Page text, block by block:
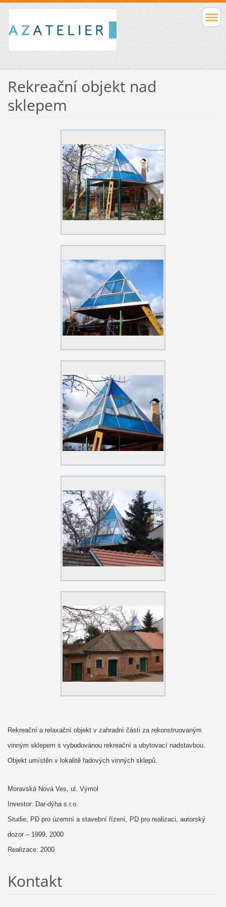
Rekreační objekt nad
sklepem
Rekreační a relaxační objekt v zahradní části za rekonstruovaným
vinným sklepem s vybudovánou rekreační a ubytovací nadstavbou.
Objekt umístěn v lokalitě řadových vinných sklepů.
Moravská Nová Ves, ul. Výmol
Investor: Dar-dýha s.r.o.
Studie, PD pro územní a stavební řízení, PD pro realizaci, autorský
dozor – 1999, 2000
Realizace: 2000
Kontakt